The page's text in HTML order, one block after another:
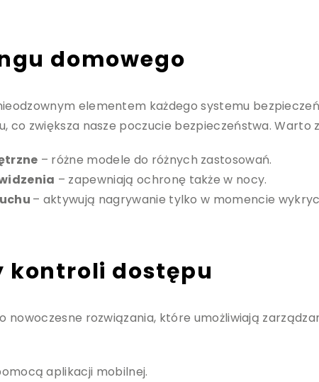
domowego
elementem każdego systemu
co zwiększa nasze poczucie bezpieczeństwa. Warto
– różne modele do różnych zastosowań.
– zapewniają ochronę także w nocy.
– aktywują nagrywanie tylko w momencie
kontroli dostępu
rozwiązania, które umożliwiają
aplikacji mobilnej.